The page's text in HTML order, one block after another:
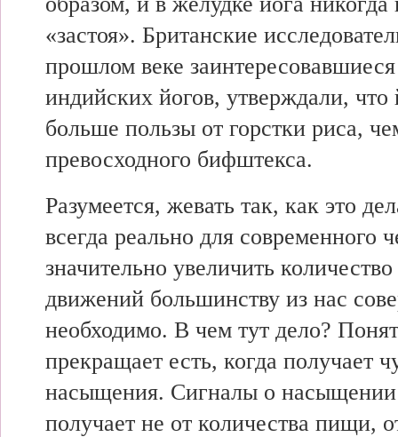
«застоя». Британские
прошлом веке
индийских йогов, утверждали, что
больше пользы от горстки риса,
превосходного бифштекса.
Разумеется, жевать так, как это
всегда реально для современного
значительно увеличить
движений большинству из нас
необходимо. В чем тут дело?
прекращает есть, когда получает
насыщения. Сигналы о
получает не от количества пищи,